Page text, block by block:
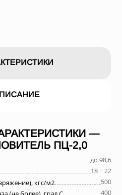
—
ПЦ-2,0
до 98,6
18 ÷ 22
кгс/м2
500
400